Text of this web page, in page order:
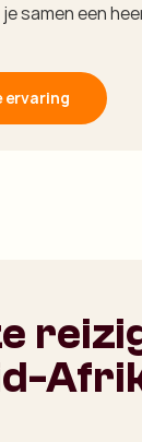
samen een
ervaring